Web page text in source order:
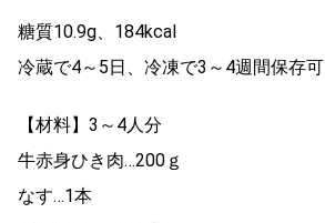
糖質10.9g、184kcal
冷蔵で4～5日、冷凍で3～4週間保存可
【材料】3～4人分
牛赤身ひき肉…200ｇ
なす…1本